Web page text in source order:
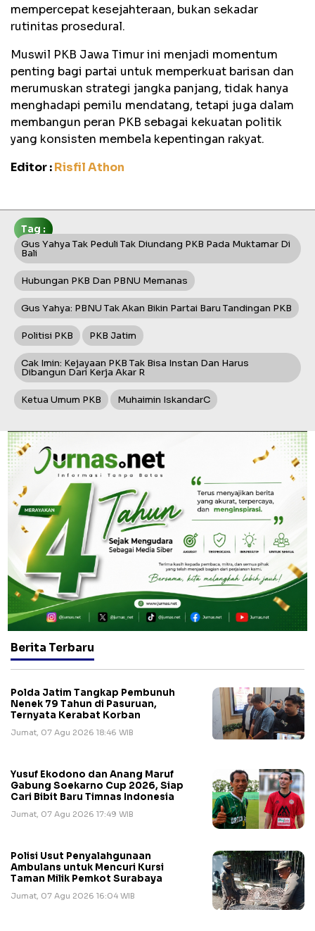
mempercepat kesejahteraan, bukan sekadar
rutinitas prosedural.
Muswil PKB Jawa Timur ini menjadi momentum
penting bagi partai untuk memperkuat barisan dan
merumuskan strategi jangka panjang, tidak hanya
menghadapi pemilu mendatang, tetapi juga dalam
membangun peran PKB sebagai kekuatan politik
yang konsisten membela kepentingan rakyat.
Editor :Risfil Athon
Tag :
Gus Yahya Tak Peduli Tak Diundang PKB Pada Muktamar Di
Bali
Hubungan PKB Dan PBNU Memanas
Gus Yahya: PBNU Tak Akan Bikin Partai Baru Tandingan PKB
Politisi PKB PKB Jatim
Cak Imin: Kejayaan PKB Tak Bisa Instan Dan Harus
Dibangun Dari Kerja Akar R
Ketua Umum PKB Muhaimin IskandarC
Berita Terbaru
Polda Jatim Tangkap Pembunuh
Nenek 79 Tahun di Pasuruan,
Ternyata Kerabat Korban
Jumat, 07 Agu 2026 18:46 WIB
Yusuf Ekodono dan Anang Maruf
Gabung Soekarno Cup 2026, Siap
Cari Bibit Baru Timnas Indonesia
Jumat, 07 Agu 2026 17:49 WIB
Polisi Usut Penyalahgunaan
Ambulans untuk Mencuri Kursi
Taman Milik Pemkot Surabaya
Jumat, 07 Agu 2026 16:04 WIB